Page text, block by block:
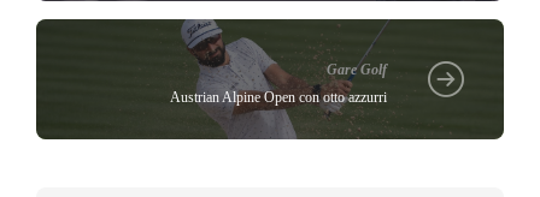
Gare Golf
Austrian Alpine Open con otto azzurri